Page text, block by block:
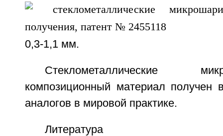
0,3-1,1 мм.
Стеклометаллические
композиционный материал получен
аналогов в мировой практике.
Литература